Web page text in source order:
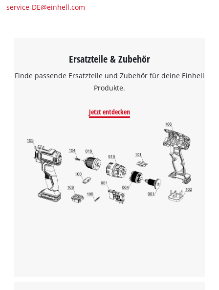
service-DE@einhell.com
Ersatzteile & Zubehör
Finde passende Ersatzteile und Zubehör für deine Einhell
Produkte.
Jetzt entdecken